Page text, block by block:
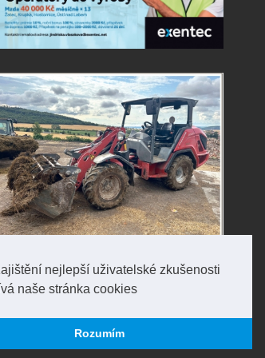
nejlepší uživatelské zkušenosti
naše stránka cookies
Rozumím